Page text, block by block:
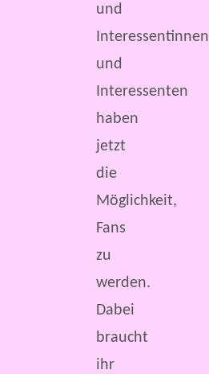
und
Interessentinnen
und
Interessenten
haben
jetzt
die
Möglichkeit,
Fans
zu
werden.
Dabei
braucht
ihr